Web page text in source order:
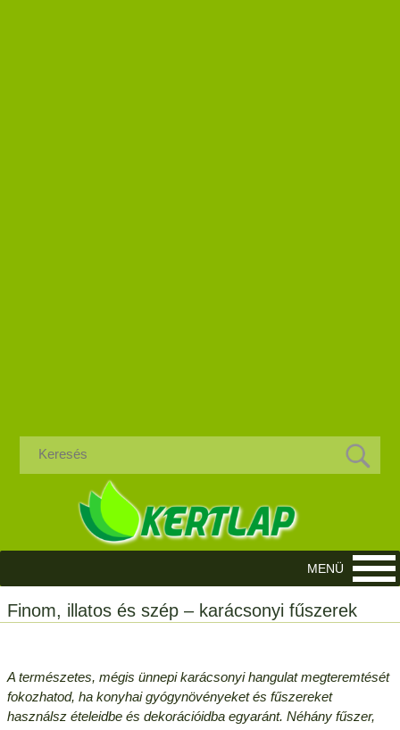
Finom, illatos és szép – karácsonyi fűszerek
A természetes, mégis ünnepi karácsonyi hangulat megteremtését
fokozhatod, ha konyhai gyógynövényeket és fűszereket
használsz ételeidbe és dekorációidba egyaránt. Néhány fűszer,